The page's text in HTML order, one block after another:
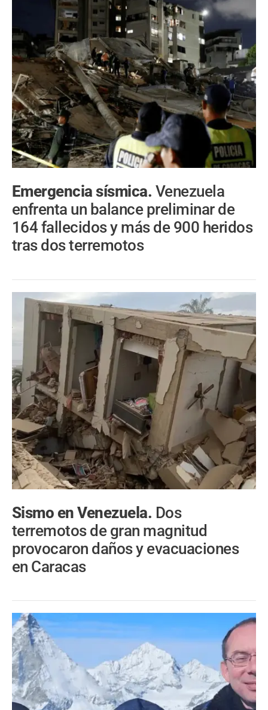
Emergencia sísmica. Venezuela
enfrenta un balance preliminar de
164 fallecidos y más de 900 heridos
tras dos terremotos
Sismo en Venezuela. Dos
terremotos de gran magnitud
provocaron daños y evacuaciones
en Caracas